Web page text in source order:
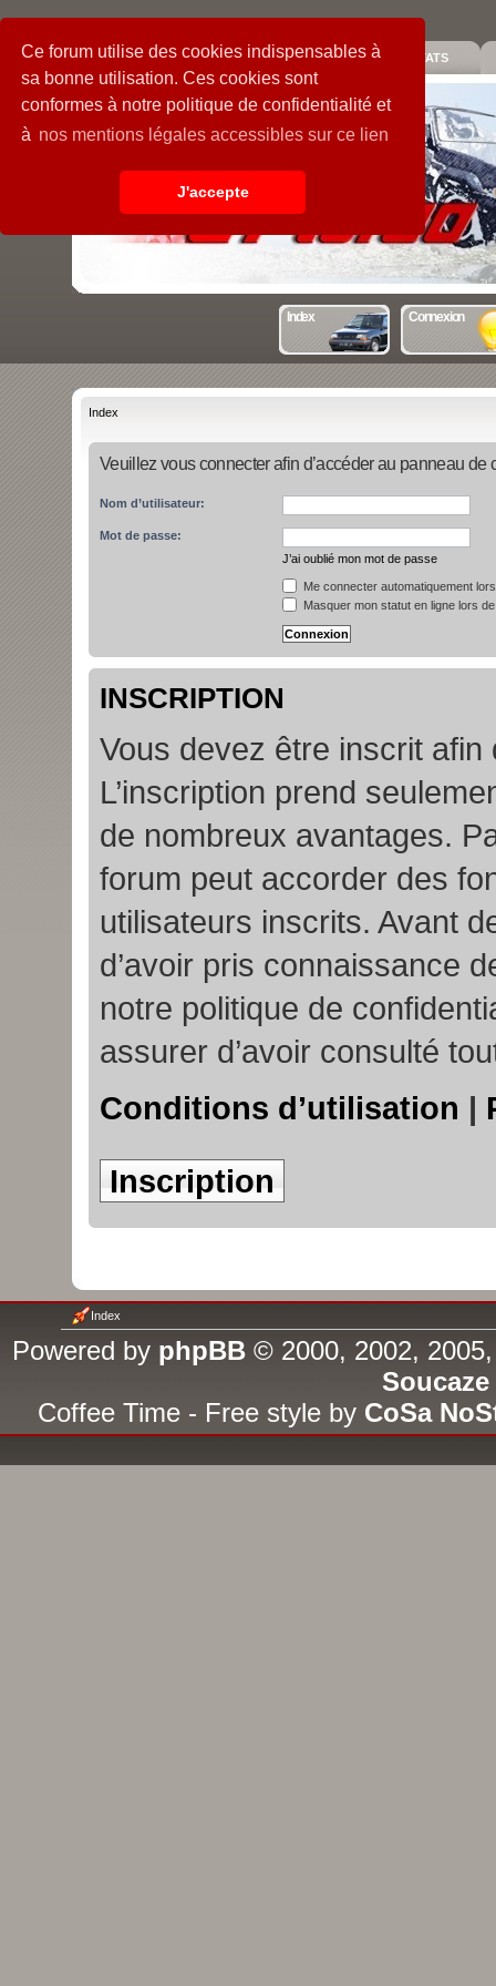
Ce forum utilise des cookies indispensables à
sa bonne utilisation. Ces cookies sont
conformes à notre politique de confidentialité et
à nos mentions légales accessibles sur ce lien
J'accepte
PIECES GALERIE GUIDE STATS
Index Connexion
Index
Veuillez vous connecter afin d’accéder au panneau de
Nom d’utilisateur:
Mot de passe:
J’ai oublié mon mot de passe
Me connecter automatiquement
Masquer mon statut en ligne lors
INSCRIPTION
Vous devez être inscrit
L’inscription prend
de nombreux avantages.
forum peut accorder des
utilisateurs inscrits. Avant
d’avoir pris connaissance
notre politique de
assurer d’avoir consulté
Conditions d’utilisation |
Inscription
Index
Powered by phpBB© 2000, 2002,
Soucaze
Coffee Time - Free style by CoSa